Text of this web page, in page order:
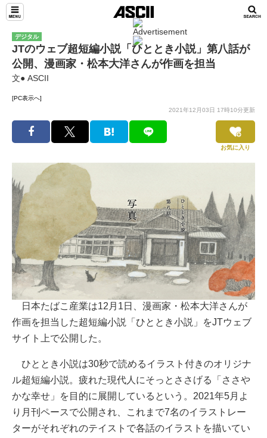
デジタル
JTのウェブ超短編小説「ひととき小説」第八話が
公開、漫画家・松本大洋さんが作画を担当
文● ASCII
[PC表示へ]
2021年12月03日 17時10分更新
お気に入り
日本たばこ産業は12月1日、漫画家・松本大洋さんが
作画を担当した超短編小説「ひととき小説」をJTウェブ
サイト上で公開した。
ひととき小説は30秒で読めるイラスト付きのオリジナ
ル超短編小説。疲れた現代人にそっとささげる「ささや
かな幸せ」を目的に展開しているという。2021年5月よ
り月刊ペースで公開され、これまで7名のイラストレー
ターがそれぞれのテイストで各話のイラストを描いてい